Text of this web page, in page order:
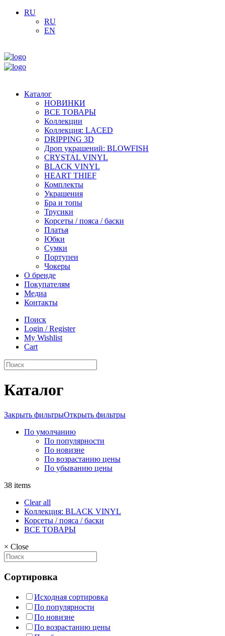
RU
RU
EN
Каталог
НОВИНКИ
ВСЕ ТОВАРЫ
Коллекции
Коллекция: LACED
DRIPPING 3D
Дроп украшений: BLOWFISH
CRYSTAL VINYL
BLACK VINYL
HEART THIEF
Комплекты
Украшения
Бра и топы
Трусики
Корсеты / пояса / баски
Платья
Юбки
Сумки
Портупеи
Чокеры
О бренде
Покупателям
Медиа
Контакты
Поиск
Login / Register
My Wishlist
Cart
Каталог
Закрыть фильтрыОткрыть фильтры
По умолчанию
По популярности
По новизне
По возрастанию цены
По убыванию цены
38 items
Clear all
Коллекция: BLACK VINYL
Корсеты / пояса / баски
ВСЕ ТОВАРЫ
× Close
Сортировка
Исходная сортировка
По популярности
По новизне
По возрастанию цены